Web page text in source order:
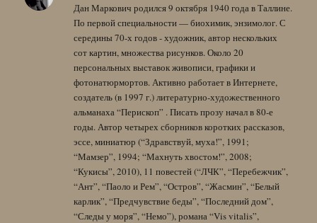
Дан Маркович родился 9 октября 1940 года в Таллине.
По первой специальности — биохимик, энзимолог. С
середины 70-х годов - художник, автор нескольких
сот картин, множества рисунков. Около 20
персональных выставок живописи, графики и
фотонатюрмортов. Активно работает в Интернете,
создатель (в 1997 г.) литературно-художественного
альманаха “Перископ” . Писать прозу начал в 80-е
годы. Автор четырех сборников коротких рассказов,
эссе, миниатюр (“Здравствуй, муха!”, 1991;
“Мамзер”, 1994; “Махнуть хвостом!”, 2008;
“Кукисы”, 2010), 11 повестей (“ЛЧК”, “Перебежчик”,
“Ант”, “Паоло и Рем”, “Остров”, “Жасмин”, “Белый
карлик”, “Предчувствие беды”, “Последний дом”,
“Следы у моря”, “Немо”), романа “Vis vitalis”,